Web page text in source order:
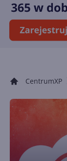
CentrumXP